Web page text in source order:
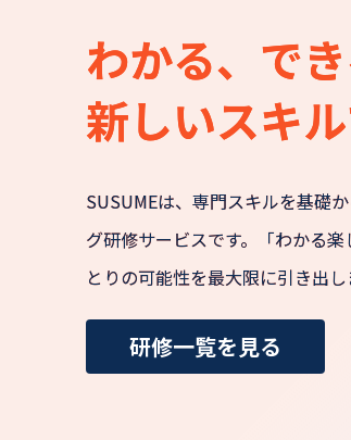
わかる、で
新しいスキ
SUSUMEは、専門スキルを基礎
グ研修サービスです。「わかる
とりの可能性を最大限に引き出し
研修一覧を見る